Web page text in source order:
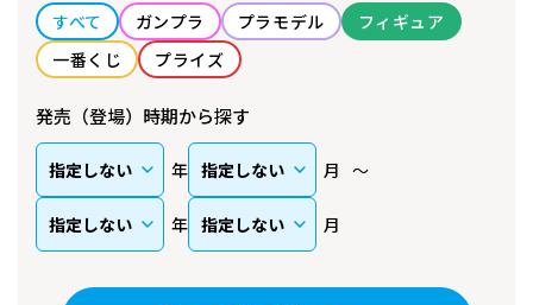
すべて ガンプラ プラモデル
フィギュア
一番くじ
プライズ
発売（登場）時期から探す
年 月
年 月